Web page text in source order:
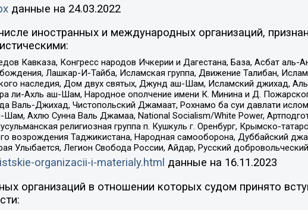
данные на 24.03.2022
иностранных и международных организаций,
Кавказа, Конгресс народов Ичкерии и Дагестана, База, Асбат аль-
Лашкар-И-Тайба, Исламская группа, Движение Талибан,
наследия, Дом двух святых, Джунд аш-Шам, Исламский джихад,
ли-Ахль аш-Шам, Народное ополчение имени К. Минина и Д.
Валь-Джихад, Чистопольский Джамаат, Рохнамо ба суи давлати
Ахлю Сунна Валь Джамаа, National Socialism/White Power,
религиозная группа п. Кушкуль г. Оренбург, Крымско-
возрождения Таджикистана, Народная самооборона, Дуббайский
Улыбается, Легион Свобода России, Айдар, Русский
organizacii-i-materialy.html данные на 16.11.2023
организаций в отношении которых судом принято